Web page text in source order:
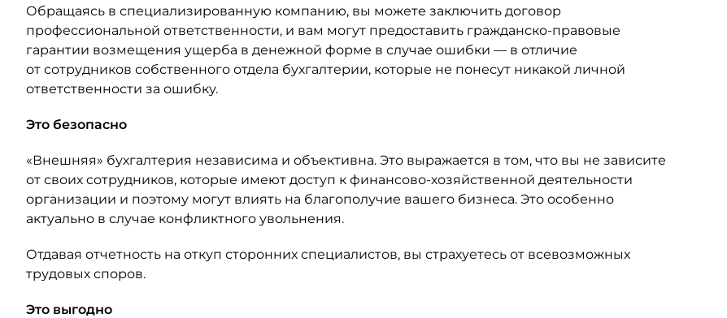
Обращаясь в специализированную компанию, вы можете заключить договор
профессиональной ответственности, и вам могут предоставить гражданско-правовые
гарантии возмещения ущерба в денежной форме в случае ошибки — в отличие
от сотрудников собственного отдела бухгалтерии, которые не понесут никакой личной
ответственности за ошибку.
Это безопасно
«Внешняя» бухгалтерия независима и объективна. Это выражается в том, что вы не зависите
от своих сотрудников, которые имеют доступ к финансово-хозяйственной деятельности
организации и поэтому могут влиять на благополучие вашего бизнеса. Это особенно
актуально в случае конфликтного увольнения.
Отдавая отчетность на откуп сторонних специалистов, вы страхуетесь от всевозможных
трудовых споров.
Это выгодно